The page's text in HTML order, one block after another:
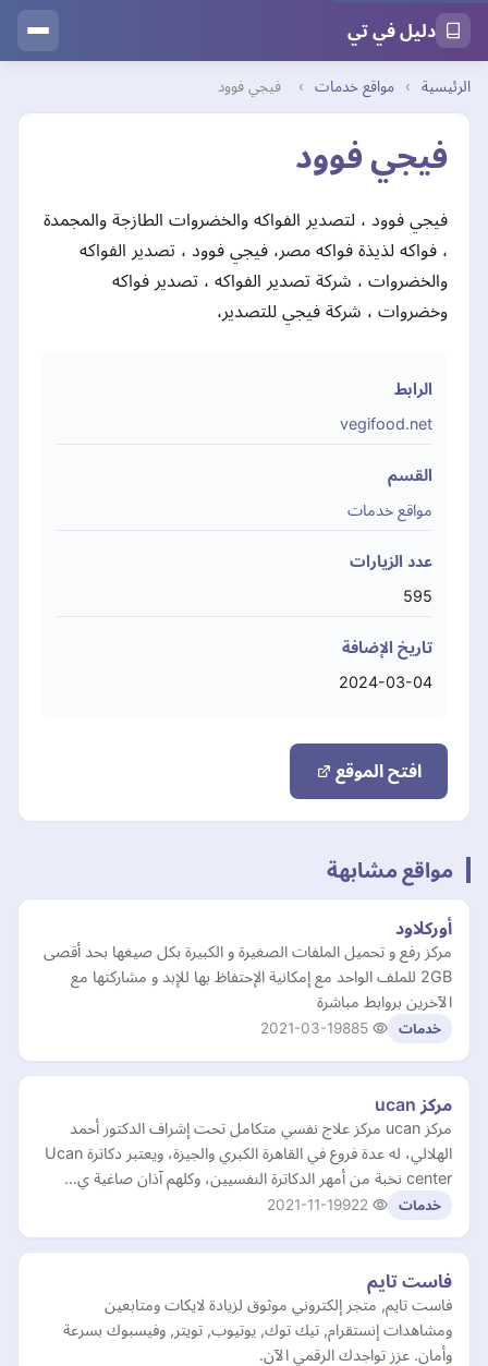
دليل في تي
الرئيسية › مواقع خدمات › فيجي فوود
فيجي فوود
فيجي فوود ، لتصدير الفواكه والخضروات الطازجة والمجمدة
، فواكه لذيذة فواكه مصر، فيجي فوود ، تصدير الفواكه
والخضروات ، شركة تصدير الفواكه ، تصدير فواكه
وخضروات ، شركة فيجي للتصدير،
الرابط
vegifood.net
القسم
مواقع خدمات
عدد الزيارات
595
تاريخ الإضافة
2024-03-04
افتح الموقع
مواقع مشابهة
أوركلاود
مركز رفع و تحميل الملفات الصغيرة و الكبيرة بكل صيغها بحد أقصى
2GB للملف الواحد مع إمكانية الإحتفاظ بها للإبد و مشاركتها مع
الآخرين بروابط مباشرة
خدمات 2021-03-19
مركز ucan
مركز ucan مركز علاج نفسي متكامل تحت إشراف الدكتور أحمد
الهلالي، له عدة فروع في القاهرة الكبري والجيزة، ويعتبر دكاترة Ucan
center نخبة من أمهر الدكاترة النفسيين، وكلهم آذان صاغية ي…
خدمات 2021-11-19
فاست تايم
فاست تايم, متجر إلكتروني موثوق لزيادة لايكات ومتابعين
ومشاهدات إنستقرام, تيك توك, يوتيوب, تويتر, وفيسبوك بسرعة
وأمان. عزز تواجدك الرقمي الآن.